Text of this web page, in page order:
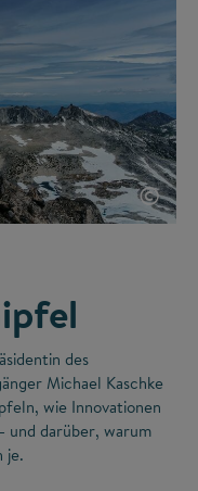
©
des
Michael Kaschke
wie Innovationen
und darüber, warum
je.